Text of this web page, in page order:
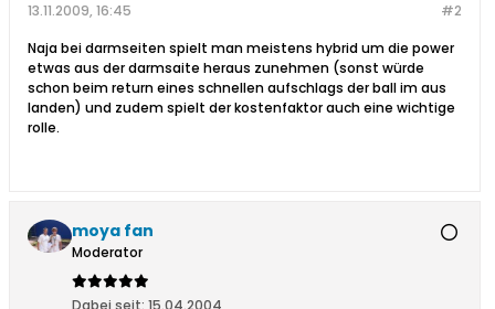
#2
13.11.2009, 16:45
Naja bei darmseiten spielt man meistens hybrid um die power
etwas aus der darmsaite heraus zunehmen (sonst würde
schon beim return eines schnellen aufschlags der ball im aus
landen) und zudem spielt der kostenfaktor auch eine wichtige
rolle.
moya fan
Moderator